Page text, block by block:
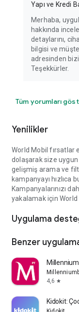
Yapı ve Kredi
Merhaba,
hakkında
detaylarını,
bilgisi ve
adresinden
Teşekkürler.
Tüm yorumları
Yenilikler
World Mobil fırsatlar
dolaşarak size
gelişmiş arama ve
kampanyayı hızlıca
Kampanyalarınızı
yakalamak için
Uygulama
Benzer
4,6 star
Kidokit: